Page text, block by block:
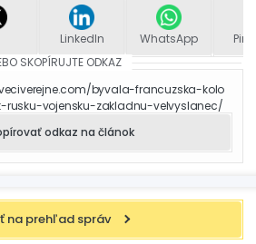
LinkedIn WhatsApp
SKOPÍRUJTE ODKAZ
byvala-francuzska-kolo
vojensku-zakladnu-velvyslanec/
odkaz na článok
na prehľad správ